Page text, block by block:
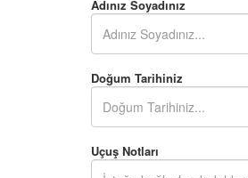
Adınız Soyadınız
Doğum Tarihiniz
Uçuş Notları